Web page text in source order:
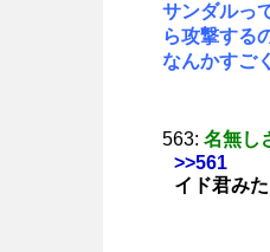
サンダルっ
ら攻撃する
なんかすご
563: 名無し
>>561
イド君み